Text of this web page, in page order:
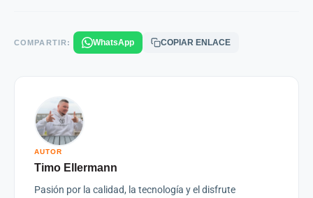
COMPARTIR: WhatsApp COPIAR ENLACE
AUTOR
Timo Ellermann
Pasión por la calidad, la tecnología y el disfrute